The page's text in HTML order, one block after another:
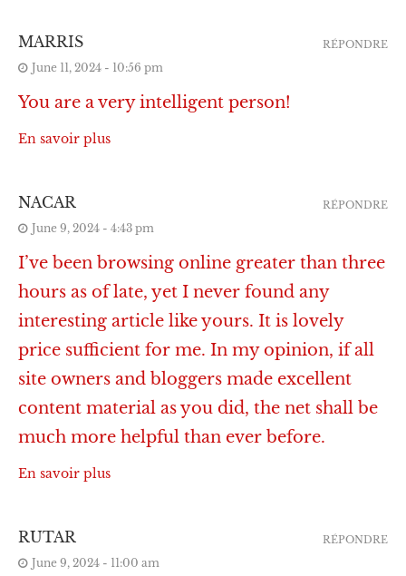
MARRIS
June 11, 2024 - 10:56 pm
You are a very intelligent person!
En savoir plus
RÉPONDRE
NACAR
June 9, 2024 - 4:43 pm
I’ve been browsing online greater than three
hours as of late, yet I never found any
interesting article like yours. It is lovely
price sufficient for me. In my opinion, if all
site owners and bloggers made excellent
content material as you did, the net shall be
much more helpful than ever before.
En savoir plus
RÉPONDRE
RUTAR
June 9, 2024 - 11:00 am
RÉPONDRE